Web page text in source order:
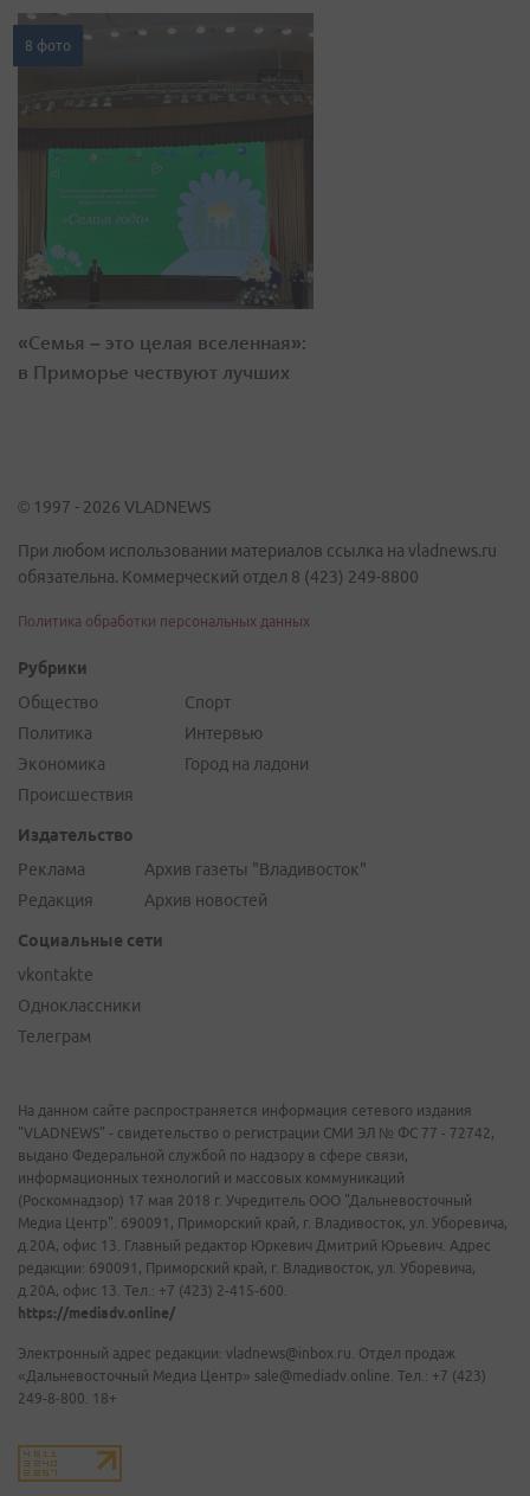
8 фото
«Семья – это целая вселенная»:
в Приморье чествуют лучших
© 1997 - 2026 VLADNEWS
При любом использовании материалов ссылка на vladnews.ru
обязательна. Коммерческий отдел 8 (423) 249-8800
Политика обработки персональных данных
Рубрики
Общество
Политика
Экономика
Происшествия
Спорт
Интервью
Город на ладони
Издательство
Реклама
Редакция
Архив газеты "Владивосток"
Архив новостей
Социальные сети
vkontakte
Одноклассники
Телеграм
На данном сайте распространяется информация сетевого издания
"VLADNEWS" - свидетельство о регистрации СМИ ЭЛ № ФС 77 - 72742,
выдано Федеральной службой по надзору в сфере связи,
информационных технологий и массовых коммуникаций
(Роскомнадзор) 17 мая 2018 г. Учредитель ООО "Дальневосточный
Медиа Центр". 690091, Приморский край, г. Владивосток, ул. Уборевича,
д.20А, офис 13. Главный редактор Юркевич Дмитрий Юрьевич. Адрес
редакции: 690091, Приморский край, г. Владивосток, ул. Уборевича,
д.20А, офис 13. Тел.: +7 (423) 2-415-600.
https://mediadv.online/
Электронный адрес редакции: vladnews@inbox.ru. Отдел продаж
«Дальневосточный Медиа Центр» sale@mediadv.online. Тел.: +7 (423)
249-8-800. 18+